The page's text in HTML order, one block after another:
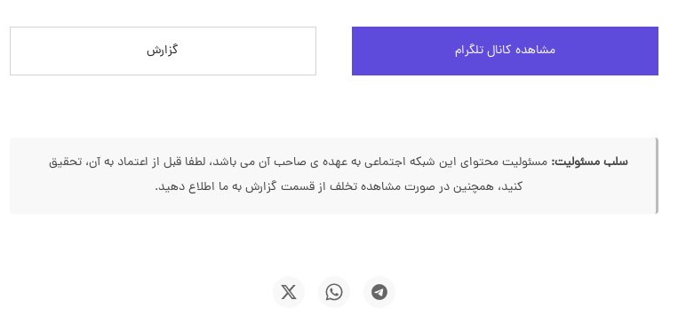
مشاهده کانال تلگرام گزارش
سلب مسئولیت: مسئولیت محتوای این شبکه اجتماعی به عهده ی صاحب آن می باشد، لطفا قبل از اعتماد به آن، تحقیق
کنید، همچنین در صورت مشاهده تخلف از قسمت گزارش به ما اطلاع دهید.